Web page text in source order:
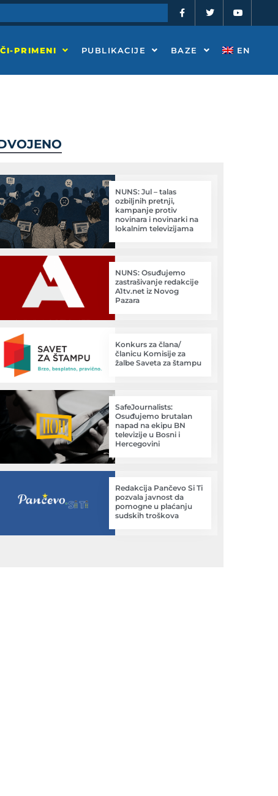
a
c
e
o
o
-
w
t
e
o
t
b
e
PRIMENI PUBLIKACIJE BAZE EN
NUNS: Jul – talas
ozbiljnih pretnji,
kampanje protiv
novinara i novinarki na
lokalnim televizijama
NUNS: Osuđujemo
zastrašivanje redakcije
A1tv.net iz Novog
Pazara
Konkurs za člana/
članicu Komisije za
žalbe Saveta za štampu
SafeJournalists:
Osuđujemo brutalan
napad na ekipu BN
televizije u Bosni i
Hercegovini
Redakcija Pančevo Si Ti
pozvala javnost da
pomogne u plaćanju
sudskih troškova